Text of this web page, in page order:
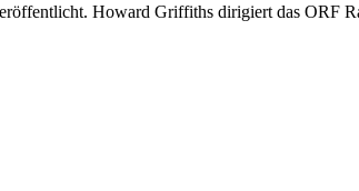
Howard Griffiths dirigiert das ORF